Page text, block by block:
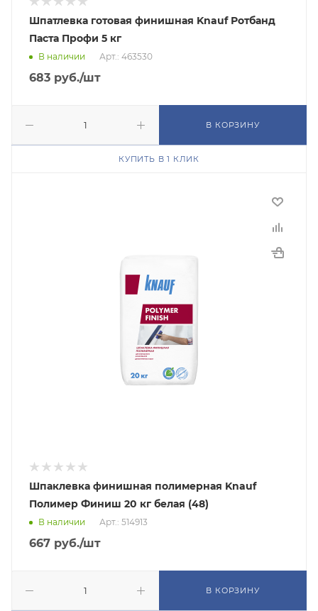
Шпатлевка готовая финишная Knauf Ротбанд
Паста Профи 5 кг
В наличии Арт.: 463530
683 руб./шт
В КОРЗИНУ
КУПИТЬ В 1 КЛИК
Шпаклевка финишная полимерная Knauf
Полимер Финиш 20 кг белая (48)
В наличии Арт.: 514913
667 руб./шт
В КОРЗИНУ